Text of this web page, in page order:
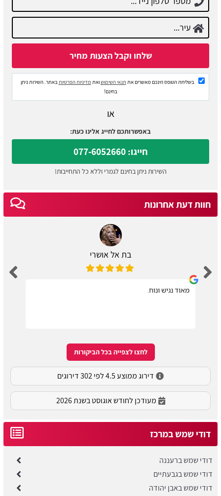
בשליחת הטופס הינכם מאשרים את תנאי השימושואת מדיניות הפרטיותבאתר. השירות ניתן
בחינם!
או
באפשרותכם לחייג אלינו כעת:
חייגו: 077-6052660
השירות ניתן בחינם לגמרי וללא כל התחייבות!
חוות דעת אחרונות
בת אל אושרי
מאוד נגיש ונוח.
לחצו לצפייה בכל הביקורות
דירוג ממוצע 4.5 לפי 302 דירוגים
מעודכן לחודש אוגוסט בשנת 2026
דודי שמש במרכז
דודי שמש ברעננה
דודי שמש בגבעתיים
דודי שמש באבן יהודה